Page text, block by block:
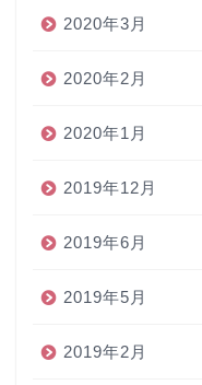
2020年3月
2020年2月
2020年1月
2019年12月
2019年6月
2019年5月
2019年2月